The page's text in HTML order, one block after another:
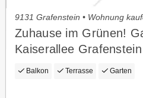
9131 Grafenstein • Wohnung
Zuhause im Grünen!
Kaiserallee
Top 1 (Eg)
Balkon Terrasse Garten